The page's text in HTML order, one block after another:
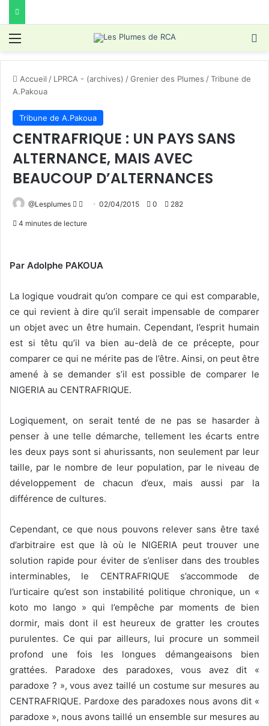
Menu
Accueil / LPRCA - (archives) /Grenier des Plumes /Tribune de
A.Pakoua
Tribune de A.Pakoua
CENTRAFRIQUE : UN PAYS SANS
ALTERNANCE, MAIS AVEC
BEAUCOUP D’ALTERNANCES
@Lesplumes
Follow
Envoyer02/04/2015 0 282
4 minutes de lecture
Par Adolphe PAKOUA
La logique voudrait qu’on compare ce qui est comparable,
ce qui revient à dire qu’il serait impensable de comparer
un objet avec un être humain. Cependant, l’esprit humain
est si têtu qu’il va bien au-delà de ce précepte, pour
comparer ce qui ne mérite pas de l’être. Ainsi, on peut être
amené à se demander s’il est possible de comparer le
NIGERIA au CENTRAFRIQUE.
Logiquement, on serait tenté de ne pas se hasarder à
penser à une telle démarche, tellement les écarts entre
les deux pays sont si ahurissants, non seulement par leur
taille, par le nombre de leur population, par le niveau de
développement de chacun d’eux, mais aussi par la
différence de cultures.
Cependant, ce que nous pouvons relever sans être taxé
d’arbitraire est que là où le NIGERIA peut trouver une
solution rapide pour éviter de s’enliser dans des troubles
interminables, le CENTRAFRIQUE s’accommode de
l’urticaire qu’est son instabilité politique chronique, un «
koto mo lango » qui l’empêche par moments de bien
dormir, mais dont il est heureux de gratter les croutes
purulentes. Ce qui par ailleurs, lui procure un sommeil
profond une fois les longues démangeaisons bien
grattées. Paradoxe des paradoxes, vous avez dit «
paradoxe ? », vous avez taillé un costume sur mesures au
CENTRAFRIQUE. Pardoxe des paradoxes nous avons dit «
paradoxe », nous avons taillé un ensemble sur mesures au